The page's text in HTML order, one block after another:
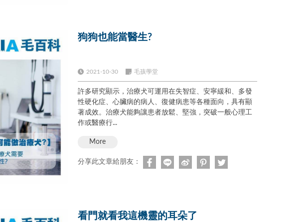
狗狗也能當醫生?
2021-10-30 毛孩學堂
許多研究顯示，治療犬可運用在失智症、安寧緩和、多發
性硬化症、心臟病的病人、復健病患等各種面向，具有顯
著成效。治療犬能夠讓患者放鬆、堅強，突破一般心理工
作或醫療行...
More
分享此文章給朋友：
看門就看我這機靈的耳朵了